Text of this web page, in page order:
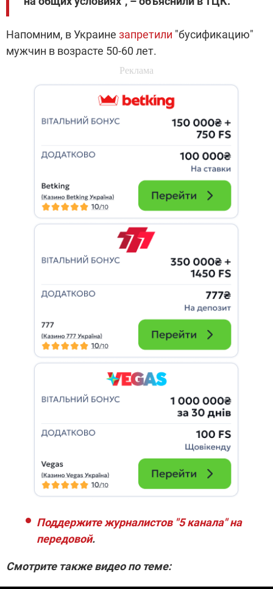
Напомним, в Украине запретили "бусификацию"
мужчин в возрасте 50-60 лет.
Поддержите журналистов "5 канала" на
передовой.
Смотрите также видео по теме: